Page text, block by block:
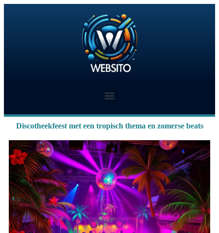
Discotheekfeest met een tropisch thema en zomerse beats